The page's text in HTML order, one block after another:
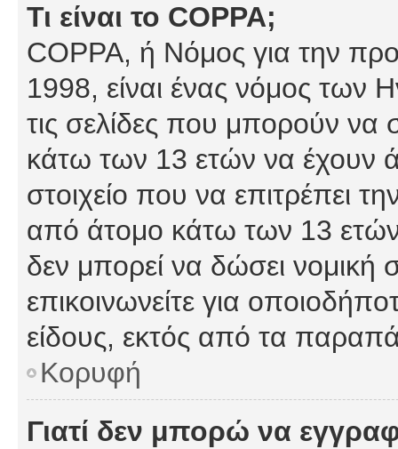
Τι είναι το COPPA;
COPPA, ή Νόμος για την
1998, είναι ένας νόμος των
τις σελίδες που μπορούν να
κάτω των 13 ετών να έχουν
στοιχείο που να επιτρέπει
από άτομο κάτω των 13
δεν μπορεί να δώσει νομική
επικοινωνείτε για
είδους, εκτός από τα
Κορυφή
Γιατί δεν μπορώ να